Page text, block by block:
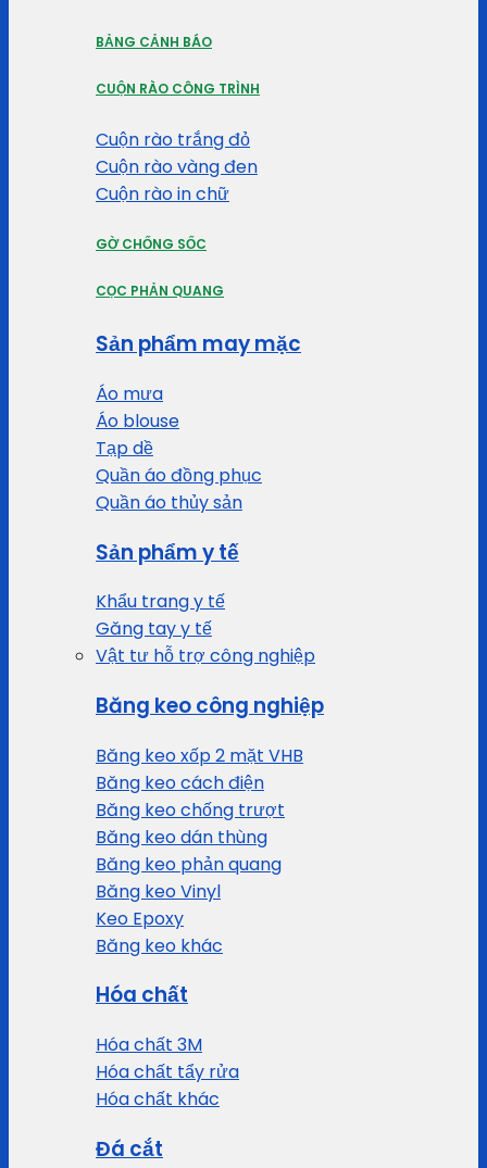
BẢNG CẢNH BÁO
CUỘN RÀO CÔNG TRÌNH
Cuộn rào trắng đỏ
Cuộn rào vàng đen
Cuộn rào in chữ
GỜ CHỐNG SỐC
CỌC PHẢN QUANG
Sản phẩm may mặc
Áo mưa
Áo blouse
Tạp dề
Quần áo đồng phục
Quần áo thủy sản
Sản phẩm y tế
Khẩu trang y tế
Găng tay y tế
Vật tư hỗ trợ công nghiệp
Băng keo công nghiệp
Băng keo xốp 2 mặt VHB
Băng keo cách điện
Băng keo chống trượt
Băng keo dán thùng
Băng keo phản quang
Băng keo Vinyl
Keo Epoxy
Băng keo khác
Hóa chất
Hóa chất 3M
Hóa chất tẩy rửa
Hóa chất khác
Đá cắt